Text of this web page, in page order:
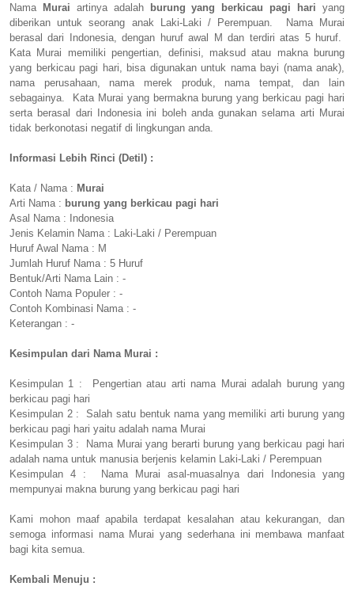
Nama Murai artinya adalah burung yang berkicau pagi hari yang
diberikan untuk seorang anak Laki-Laki / Perempuan. Nama Murai
berasal dari Indonesia, dengan huruf awal M dan terdiri atas 5 huruf.
Kata Murai memiliki pengertian, definisi, maksud atau makna burung
yang berkicau pagi hari, bisa digunakan untuk nama bayi (nama anak),
nama perusahaan, nama merek produk, nama tempat, dan lain
sebagainya. Kata Murai yang bermakna burung yang berkicau pagi hari
serta berasal dari Indonesia ini boleh anda gunakan selama arti Murai
tidak berkonotasi negatif di lingkungan anda.
Informasi Lebih Rinci (Detil) :
Kata / Nama : Murai
Arti Nama : burung yang berkicau pagi hari
Asal Nama : Indonesia
Jenis Kelamin Nama : Laki-Laki / Perempuan
Huruf Awal Nama : M
Jumlah Huruf Nama : 5 Huruf
Bentuk/Arti Nama Lain : -
Contoh Nama Populer : -
Contoh Kombinasi Nama : -
Keterangan : -
Kesimpulan dari Nama Murai :
Kesimpulan 1 : Pengertian atau arti nama Murai adalah burung yang
berkicau pagi hari
Kesimpulan 2 : Salah satu bentuk nama yang memiliki arti burung yang
berkicau pagi hari yaitu adalah nama Murai
Kesimpulan 3 : Nama Murai yang berarti burung yang berkicau pagi hari
adalah nama untuk manusia berjenis kelamin Laki-Laki / Perempuan
Kesimpulan 4 : Nama Murai asal-muasalnya dari Indonesia yang
mempunyai makna burung yang berkicau pagi hari
Kami mohon maaf apabila terdapat kesalahan atau kekurangan, dan
semoga informasi nama Murai yang sederhana ini membawa manfaat
bagi kita semua.
Kembali Menuju :